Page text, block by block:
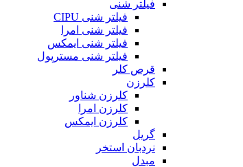
فیلتر شنی
فیلتر شنی CIPU
فیلتر شنی امرا
فیلتر شنی ایمکس
فیلتر شنی مسترپول
قرص کلر
کلرزن
کلرزن شناور
کلرزن امرا
کلرزن ایمکس
گریل
نردبان استخر
مبدل